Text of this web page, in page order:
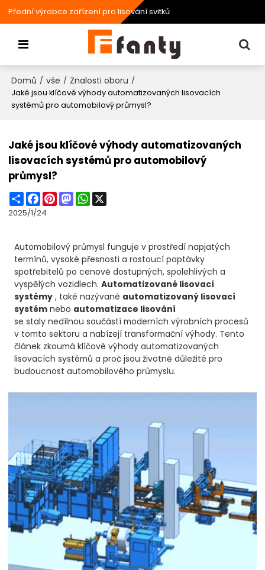
Přední výrobce zařízení pro lisování svitků
Domů / vše / Znalosti oboru /
Jaké jsou klíčové výhody automatizovaných lisovacích
systémů pro automobilový průmysl?
Jaké jsou klíčové výhody automatizovaných
lisovacích systémů pro automobilový
průmysl?
ShareFacebook
PinterestMastodonWhatsApp
2025/1/24
Automobilový průmysl funguje v prostředí napjatých
termínů, vysoké přesnosti a rostoucí poptávky
spotřebitelů po cenově dostupných, spolehlivých a
vyspělých vozidlech.Automatizované lisovací
systémy , také nazývané automatizovaný lisovací
systém nebo automatizace lisování
se staly nedílnou součástí moderních výrobních procesů
v tomto sektoru a nabízejí transformační výhody. Tento
článek zkoumá klíčové výhody automatizovaných
lisovacích systémů a proč jsou životně důležité pro
budoucnost automobilového průmyslu.